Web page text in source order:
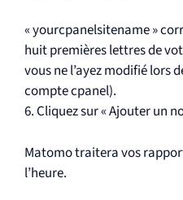
« yourcpanelsitename »
huit premières lettres de
vous ne l’ayez modifié lors
compte cpanel).
6. Cliquez sur « Ajouter un
Matomo traitera vos
l’heure.